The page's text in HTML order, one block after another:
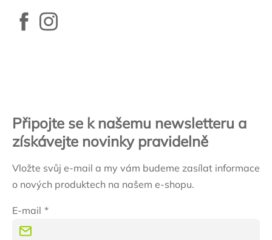
Připojte se k našemu newsletteru a
získávejte novinky pravidelně
Vložte svůj e-mail a my vám budeme zasílat informace
o nových produktech na našem e-shopu.
E-mail